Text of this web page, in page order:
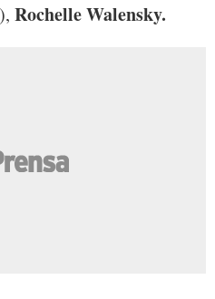
Rochelle Walensky.